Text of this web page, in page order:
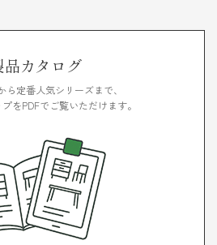
品カタログ
ら定番人気シリーズまで、
をPDFでご覧いただけます。